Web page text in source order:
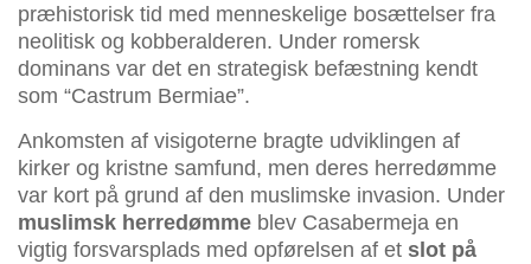
præhistorisk tid med menneskelige bosættelser fra
neolitisk og kobberalderen. Under romersk
dominans var det en strategisk befæstning kendt
som “Castrum Bermiae”.
Ankomsten af visigoterne bragte udviklingen af
kirker og kristne samfund, men deres herredømme
var kort på grund af den muslimske invasion. Under
muslimsk herredømme blev Casabermeja en
vigtig forsvarsplads med opførelsen af et slot på